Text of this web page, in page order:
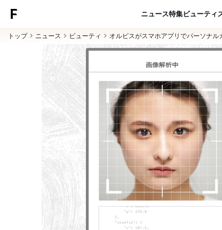
ニュース特集ビューティ
トップ ニュース ビューティ オルビスがスマホアプリでパーソナ